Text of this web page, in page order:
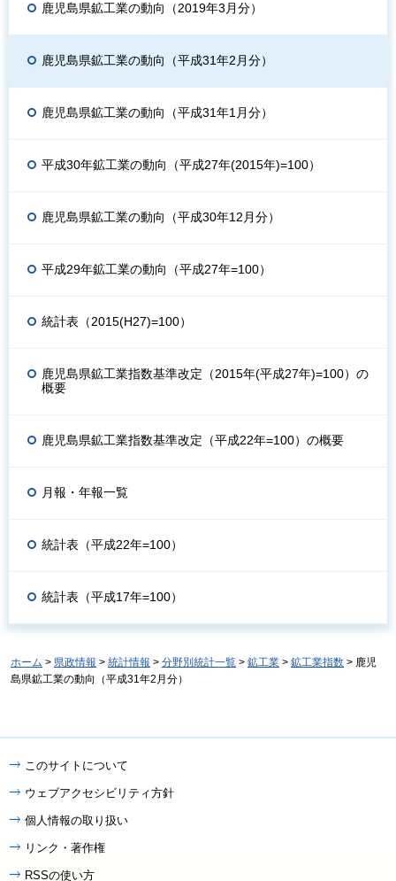
鹿児島県鉱工業の動向（2019年3月分）
鹿児島県鉱工業の動向（平成31年2月分）
鹿児島県鉱工業の動向（平成31年1月分）
平成30年鉱工業の動向（平成27年(2015年)=100）
鹿児島県鉱工業の動向（平成30年12月分）
平成29年鉱工業の動向（平成27年=100）
統計表（2015(H27)=100）
鹿児島県鉱工業指数基準改定（2015年(平成27年)=100）の
概要
鹿児島県鉱工業指数基準改定（平成22年=100）の概要
月報・年報一覧
統計表（平成22年=100）
統計表（平成17年=100）
ホーム > 県政情報 > 統計情報 > 分野別統計一覧 > 鉱工業 > 鉱工業指数 > 鹿児
島県鉱工業の動向（平成31年2月分）
このサイトについて
ウェブアクセシビリティ方針
個人情報の取り扱い
リンク・著作権
RSSの使い方